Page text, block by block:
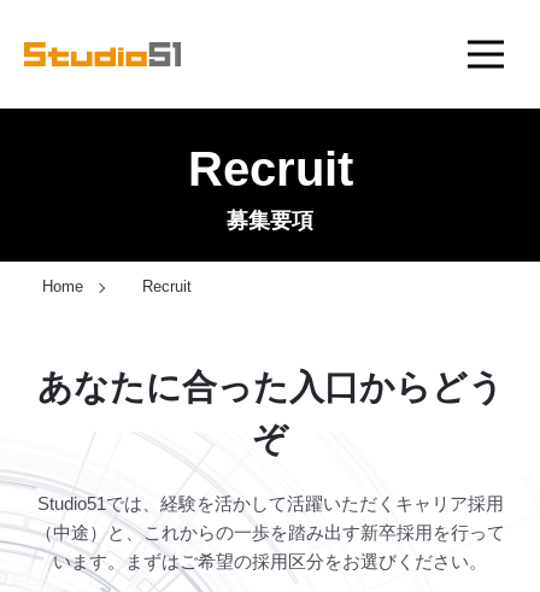
Recruit
募集要項
Home Recruit
あなたに合った入口からどう
ぞ
Studio51では、経験を活かして活躍いただくキャリア採用
（中途）と、これからの一歩を踏み出す新卒採用を行って
います。まずはご希望の採用区分をお選びください。